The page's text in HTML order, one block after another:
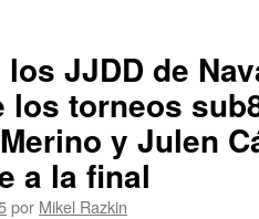
JJDD de
los torneos
y Julen
a la final
por Mikel Razkin